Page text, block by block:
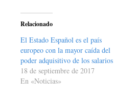
Relacionado
El Estado Español es el país
europeo con la mayor caída del
poder adquisitivo de los salarios
18 de septiembre de 2017
En «Noticias»